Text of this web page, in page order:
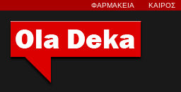
ΦΑΡΜΑΚΕΙΑ ΚΑΙΡΟΣ